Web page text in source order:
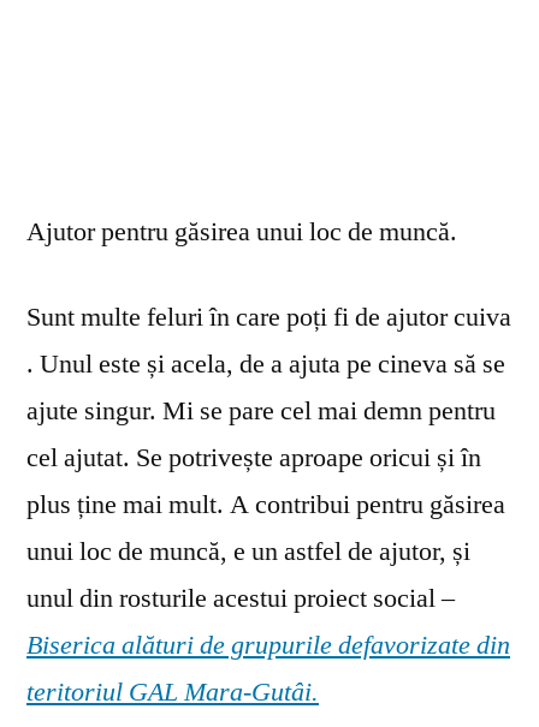
Ajutor pentru găsirea unui loc de muncă.
Sunt multe feluri în care poți fi de ajutor cuiva
. Unul este și acela, de a ajuta pe cineva să se
ajute singur. Mi se pare cel mai demn pentru
cel ajutat. Se potrivește aproape oricui și în
plus ține mai mult. A contribui pentru găsirea
unui loc de muncă, e un astfel de ajutor, și
unul din rosturile acestui proiect social –
Biserica alături de grupurile defavorizate din
teritoriul GAL Mara-Gutâi.